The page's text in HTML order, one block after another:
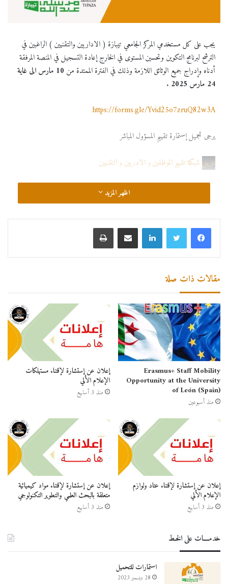
يجب على كل مستخدمي المركز الجامعي تيبازة ( الاداريين والتقنيين ) الراغبين في
الترشح لبرنامج التكوين وتحسين المستوى في الخارج إعادة التسجيل في المنصة المرفقة
أدناه وإدراج جميع الوثائق اللازمة وذلك في الفترة الممتدة من
10 مارس الى غاية
24 مارس 2025
.
https://forms.gle/Yvid25o7zruQ82w3A
يرجى تجميل إستمارة تقييم المسؤول المباشر
تنزيلشبكة تقييم الموظفين و الادريين و التقنيين
اظهر المزيد
مقالات ذات صلة
Erasmus+ Staff Mobility
Opportunity at the University
of León (Spain)
منذ أسبوعين
إعلان عن إستشارة لإقتناء مستهلكات
الإعلام الألي
منذ 3 أسابيع
إعلان عن إستشارة لإقتناء عتاد ولوازم
الإعلام الألي
منذ 3 أسابيع
إعلان عن إستشارة لإقتناء مواد كيميائية
متعلقة بالبحث العلمي والتطوير التكنولوجي
منذ 3 أسابيع
خدمــــات على الخـط
استمارات للتحميل
28 ديسمبر 2023